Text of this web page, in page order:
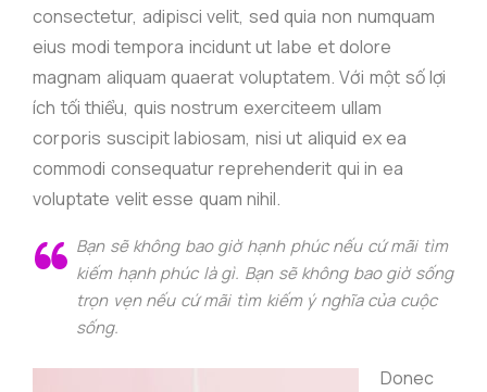
consectetur, adipisci velit, sed quia non numquam
eius modi tempora incidunt ut labe et dolore
magnam aliquam quaerat voluptatem. Với một số lợi
ích tối thiểu, quis nostrum exerciteem ullam
corporis suscipit labiosam, nisi ut aliquid ex ea
commodi consequatur reprehenderit qui in ea
voluptate velit esse quam nihil.
Bạn sẽ không bao giờ hạnh phúc nếu cứ mãi tìm
kiếm hạnh phúc là gì. Bạn sẽ không bao giờ sống
trọn vẹn nếu cứ mãi tìm kiếm ý nghĩa của cuộc
sống.
Donec